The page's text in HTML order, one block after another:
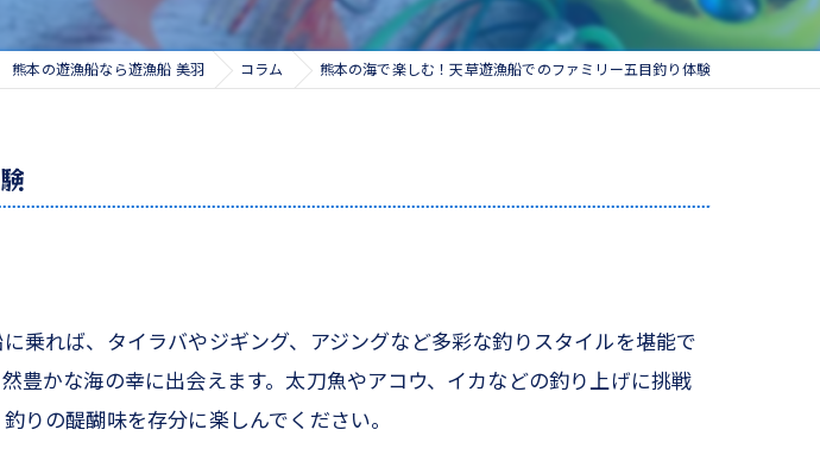
熊本の遊漁船なら遊漁船 美羽 コラム 熊本の海で楽しむ！天草遊漁船でのファミリー五目釣り体験
乗れば、タイラバやジギング、アジングなど多彩な釣りスタイルを堪能で
豊かな海の幸に出会えます。太刀魚やアコウ、イカなどの釣り上げに挑戦
りの醍醐味を存分に楽しんでください。